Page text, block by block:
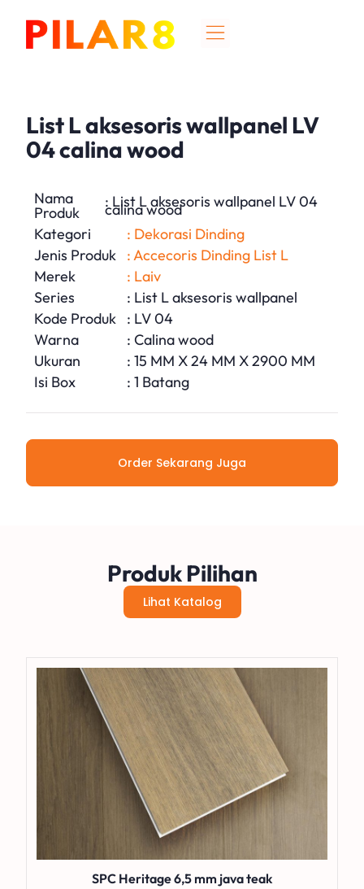
List L aksesoris wallpanel LV
04 calina wood
Nama
Produk
: List L aksesoris wallpanel LV 04
calina wood
Kategori
: Dekorasi Dinding
Jenis Produk
: Accecoris Dinding List L
Merek
: Laiv
Series
: List L aksesoris wallpanel
Kode Produk
: LV 04
Warna
: Calina wood
Ukuran
: 15 MM X 24 MM X 2900 MM
Isi Box
: 1 Batang
Order Sekarang Juga
Produk Pilihan
Lihat Katalog
SPC Heritage 6,5 mm java teak